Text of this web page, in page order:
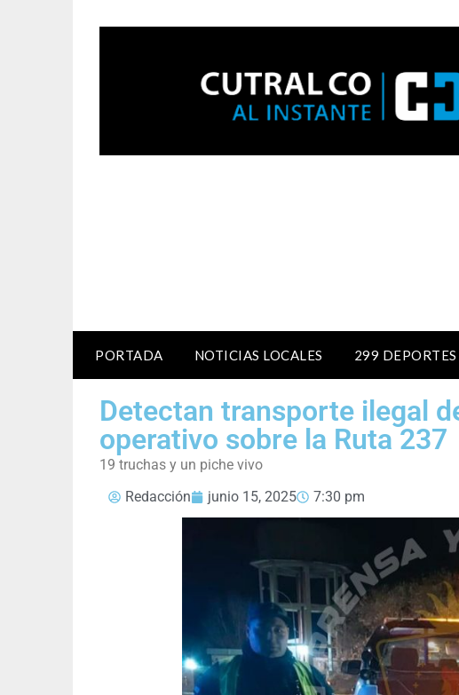
PORTADA NOTICIAS LOCALES 299 DEPORTES
Detectan transporte ilegal
operativo sobre la Ruta 237
19 truchas y un piche vivo
Redacción
junio 15, 2025 7:30 pm